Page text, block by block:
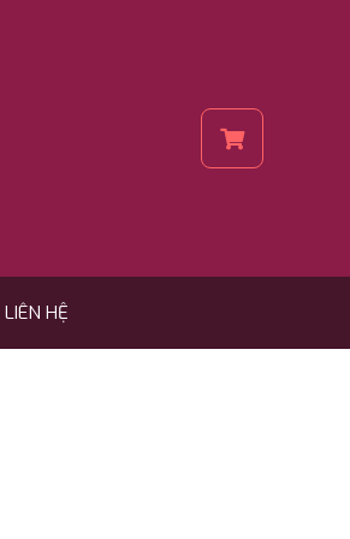
LIÊN HỆ